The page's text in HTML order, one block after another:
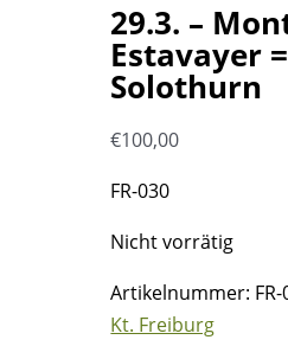
29.3. –
Estavayer
Solothurn
€100,00
FR-030
Nicht vorrätig
Artikelnummer:
Kt. Freiburg